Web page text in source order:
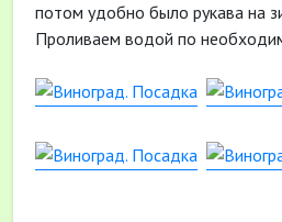
потом удобно было рукава на
Проливаем водой по